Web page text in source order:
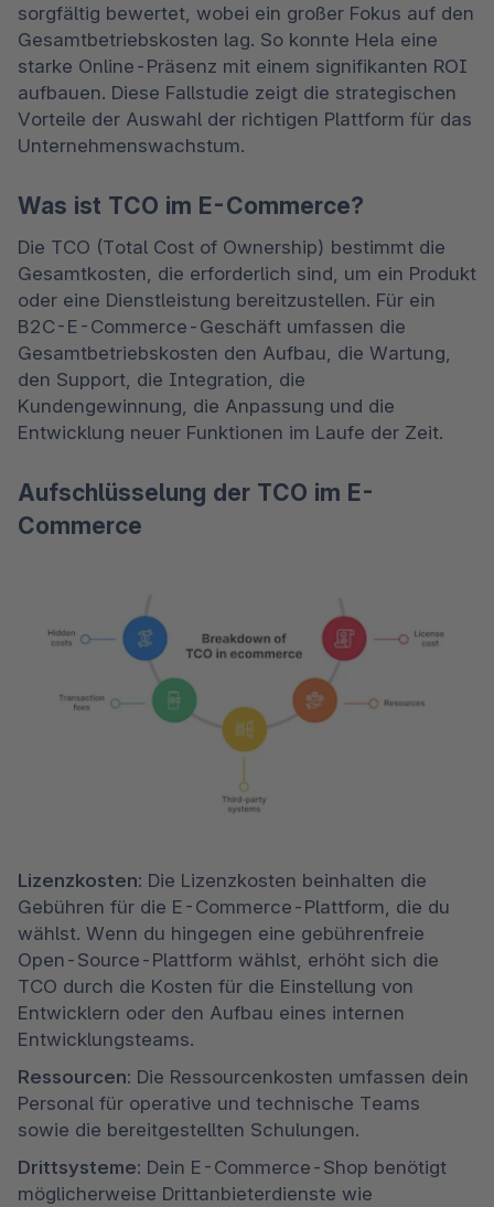
sorgfältig bewertet, wobei ein großer Fokus auf den
Gesamtbetriebskosten lag. So konnte Hela eine
starke Online-Präsenz mit einem signifikanten ROI
aufbauen. Diese Fallstudie zeigt die strategischen
Vorteile der Auswahl der richtigen Plattform für das
Unternehmenswachstum.
Was ist TCO im E-Commerce?
Die TCO (Total Cost of Ownership) bestimmt die
Gesamtkosten, die erforderlich sind, um ein Produkt
oder eine Dienstleistung bereitzustellen. Für ein
B2C-E-Commerce-Geschäft umfassen die
Gesamtbetriebskosten den Aufbau, die Wartung,
den Support, die Integration, die
Kundengewinnung, die Anpassung und die
Entwicklung neuer Funktionen im Laufe der Zeit.
Aufschlüsselung der TCO im E-
Commerce
Lizenzkosten: Die Lizenzkosten beinhalten die
Gebühren für die E-Commerce-Plattform, die du
wählst. Wenn du hingegen eine gebührenfreie
Open-Source-Plattform wählst, erhöht sich die
TCO durch die Kosten für die Einstellung von
Entwicklern oder den Aufbau eines internen
Entwicklungsteams.
Ressourcen: Die Ressourcenkosten umfassen dein
Personal für operative und technische Teams
sowie die bereitgestellten Schulungen.
Drittsysteme: Dein E-Commerce-Shop benötigt
möglicherweise Drittanbieterdienste wie